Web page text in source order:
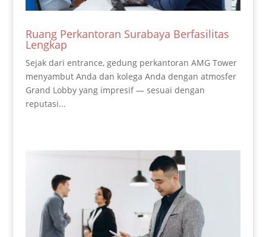
Ruang Perkantoran Surabaya Berfasilitas
Lengkap
Sejak dari entrance, gedung perkantoran AMG Tower
menyambut Anda dan kolega Anda dengan atmosfer
Grand Lobby yang impresif — sesuai dengan
reputasi...